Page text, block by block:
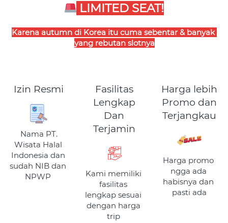
LIMITED SEAT!
Karena autumn di Korea itu cuma sebentar & banyak
yang rebutan slotnya
Izin Resmi
Nama PT.
Wisata Halal
Indonesia dan
sudah NIB dan
NPWP
Fasilitas
Lengkap
Dan
Terjamin
Kami memiliki
fasilitas
lengkap sesuai
dengan harga
trip
Harga lebih
Promo dan
Terjangkau
Harga promo
ngga ada
habisnya dan
pasti ada